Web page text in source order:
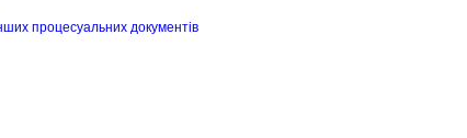
процесуальних документів